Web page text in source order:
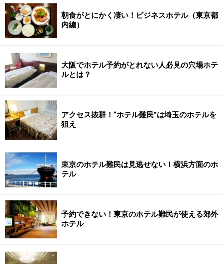
朝食がとにかく凄い！ビジネスホテル（東京都
内編）
大阪でホテル予約がとれない人必見の穴場ホテ
ルとは？
アクセス抜群！“ホテル難民”は埼玉のホテルを
狙え
東京のホテル難民は見逃せない！横浜方面のホ
テル
予約できない！東京のホテル難民が使える郊外
ホテル